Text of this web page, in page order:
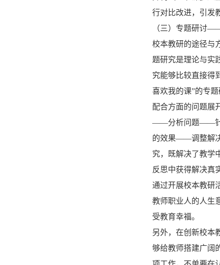
行对比改进，引发
（三）专题研讨
校本教研的途径与
题研究是理论与实
究能够比较直接得
喜欢我的课”的专
配合方面的问题展
——分析问题——针
的效果——调整解
究，既解决了教学
反思中获得解决真
通过开展校本教研
教师职业人的人生
受教育幸福。
另外，在创新校本
够给教师搭建广阔